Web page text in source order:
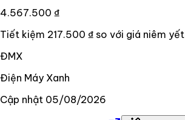
4.567.500 ₫
Tiết kiệm 217.500 ₫ so với giá niêm yết
ĐMX
Điện Máy Xanh
Cập nhật 05/08/2026